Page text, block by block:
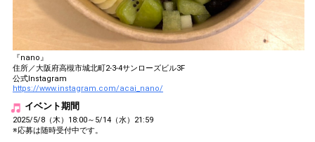
『nano』
住所／大阪府高槻市城北町2-3-4サンローズビル3F
公式Instagram
https://www.instagram.com/acai_nano/
イベント期間
2025/5/8（木）18:00～5/14（水）21:59
※応募は随時受付中です。